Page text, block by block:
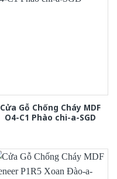
Cửa Gỗ Chống Cháy MDF
O4-C1 Phào chi-a-SGD